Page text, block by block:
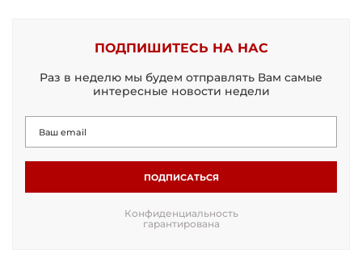
ПОДПИШИТЕСЬ НА НАС
Раз в неделю мы будем отправлять Вам самые
интересные новости недели
ПОДПИСАТЬСЯ
Конфиденциальность
гарантирована